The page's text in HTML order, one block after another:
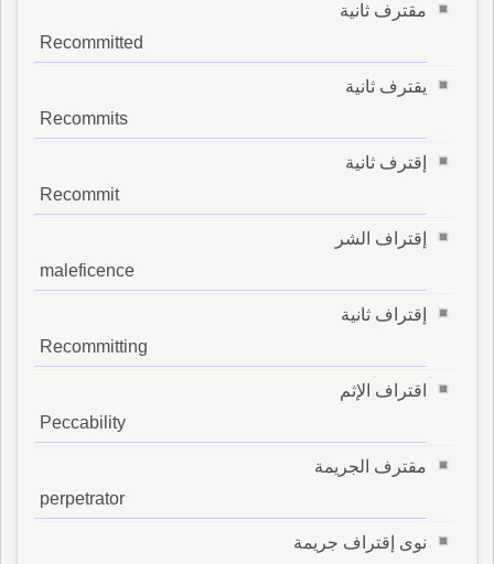
مقترف ثانية
Recommitted
يقترف ثانية
Recommits
إقترف ثانية
Recommit
إقتراف الشر
maleficence
إقتراف ثانية
Recommitting
اقتراف الإثم
Peccability
مقترف الجريمة
perpetrator
نوى إقتراف جريمة